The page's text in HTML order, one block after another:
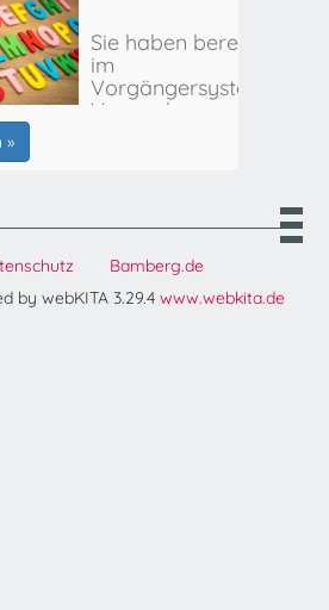
Sie haben bereits
im
Vorgängersystem
Vormerkungen
»
Bamberg.de
by webKITA 3.29.4 www.webkita.de